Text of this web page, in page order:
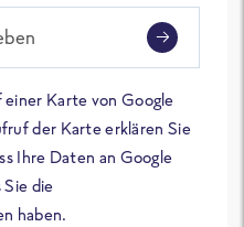
einer Karte von Google
der Karte erklären Sie
Ihre Daten an Google
die
haben.